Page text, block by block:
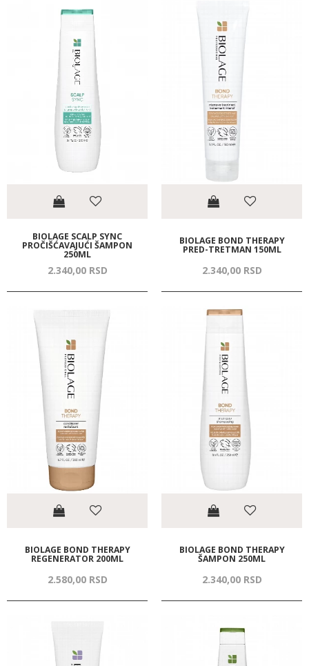
BIOLAGE SCALP SYNC
PROČIŠĆAVAJUĆI ŠAMPON
250ML
2.340,00 RSD
BIOLAGE BOND THERAPY
PRED-TRETMAN 150ML
2.340,00 RSD
BIOLAGE BOND THERAPY
REGENERATOR 200ML
2.580,00 RSD
BIOLAGE BOND THERAPY
ŠAMPON 250ML
2.340,00 RSD